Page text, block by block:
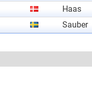
Haas
Sauber